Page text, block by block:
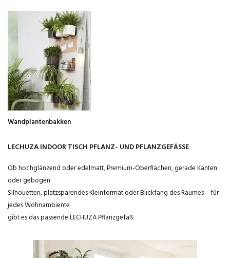
Wandplantenbakken
LECHUZA INDOOR TISCH PFLANZ- UND PFLANZGEFÄSSE
Ob hochglänzend oder edelmatt, Premium-Oberflächen, gerade Kanten
oder gebogen
Silhouetten, platzsparendes Kleinformat oder Blickfang des Raumes – für
jedes Wohnambiente
gibt es das passende LECHUZA Pflanzgefäß.